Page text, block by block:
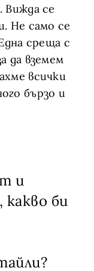
Вижда се
Не само се
среща с
да вземем
всички
бързо и
и
би